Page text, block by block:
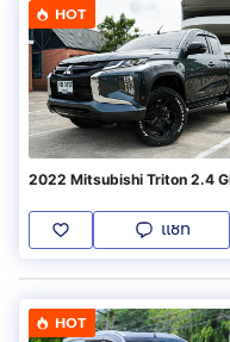
HOT
2022 Mitsubishi Triton 2.4
แชท
HOT